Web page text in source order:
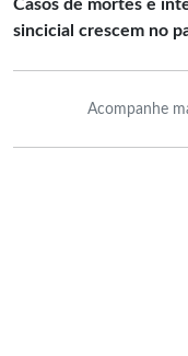
Casos de mortes e
sincicial crescem no
Acompanhe